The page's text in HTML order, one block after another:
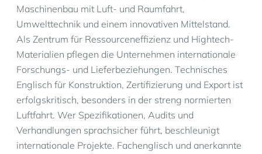
Maschinenbau mit Luft- und Raumfahrt,
Umwelttechnik und einem innovativen Mittelstand.
Als Zentrum für Ressourceneffizienz und Hightech-
Materialien pflegen die Unternehmen internationale
Forschungs- und Lieferbeziehungen. Technisches
Englisch für Konstruktion, Zertifizierung und Export ist
erfolgskritisch, besonders in der streng normierten
Luftfahrt. Wer Spezifikationen, Audits und
Verhandlungen sprachsicher führt, beschleunigt
internationale Projekte. Fachenglisch und anerkannte